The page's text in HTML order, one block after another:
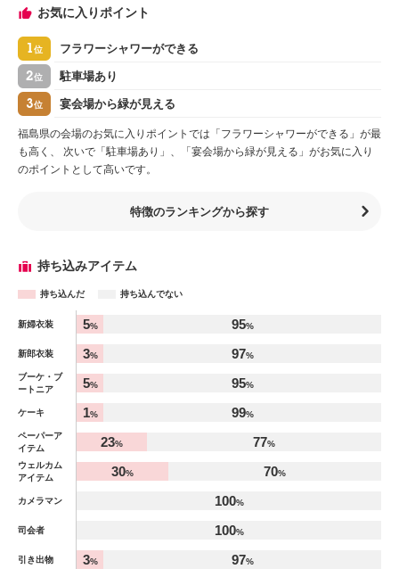
お気に入りポイント
1位 フラワーシャワーができる
2位 駐車場あり
3位 宴会場から緑が見える
福島県の会場のお気に入りポイントでは「フラワーシャワーができる」が最
も高く、 次いで「駐車場あり」、「宴会場から緑が見える」がお気に入り
のポイントとして高いです。
特徴のランキングから探す
持ち込みアイテム
持ち込んだ 持ち込んでない
アイテム
%
新婦衣装 5% 95%
新郎衣装 3% 97%
ブーケ・ブ
ートニア
5% 95%
ケーキ 1% 99%
ペーパーア
イテム
23% 77%
ウェルカム
アイテム
30% 70%
カメラマン 100%
司会者 100%
引き出物 3% 97%